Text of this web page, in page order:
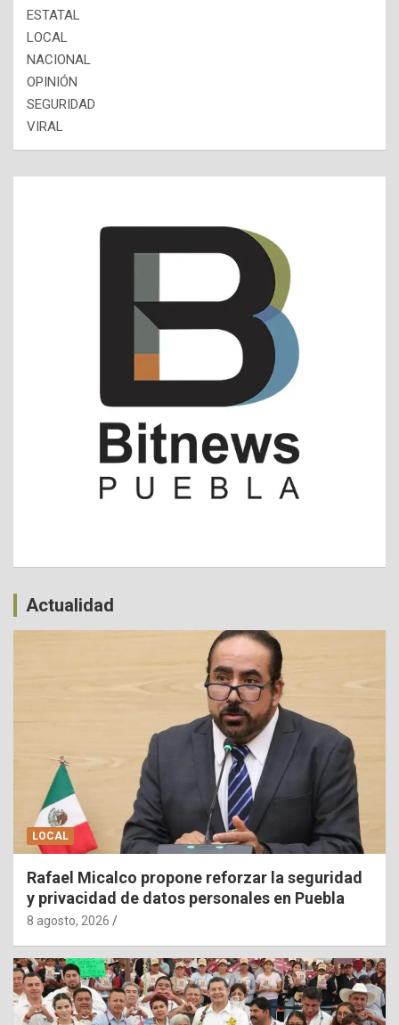
ESTATAL
LOCAL
NACIONAL
OPINIÓN
SEGURIDAD
VIRAL
Actualidad
LOCAL
Rafael Micalco propone reforzar la seguridad
y privacidad de datos personales en Puebla
8 agosto, 2026